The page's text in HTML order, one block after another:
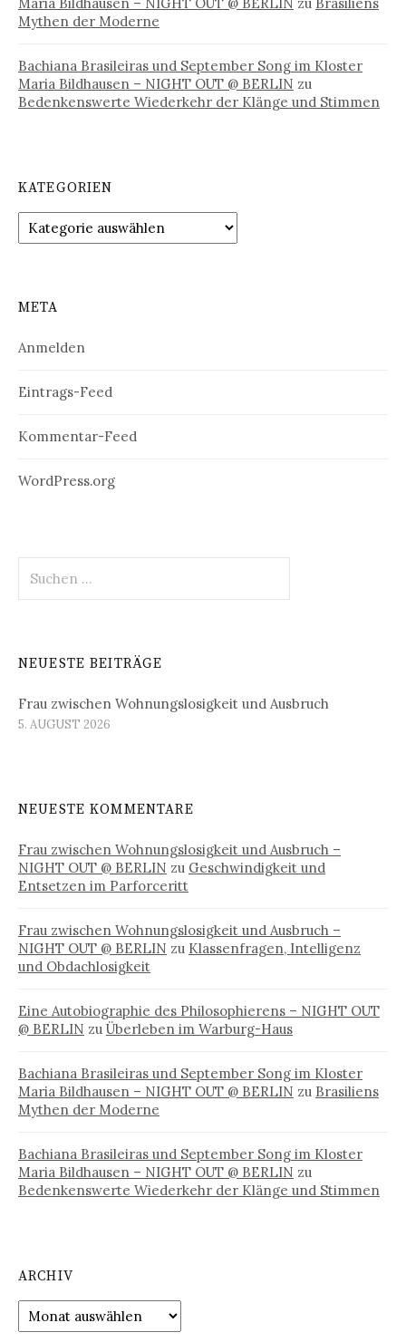
Mythen der Moderne
Bachiana Brasileiras und September Song im Kloster
Maria Bildhausen – NIGHT OUT @ BERLIN zu
Bedenkenswerte Wiederkehr der Klänge und Stimmen
KATEGORIEN
Kategorien
META
Anmelden
Eintrags-Feed
Kommentar-Feed
WordPress.org
nach:
NEUESTE BEITRÄGE
Frau zwischen Wohnungslosigkeit und Ausbruch
5. AUGUST 2026
NEUESTE KOMMENTARE
Frau zwischen Wohnungslosigkeit und Ausbruch –
NIGHT OUT @ BERLIN zu Geschwindigkeit und
Entsetzen im Parforceritt
Frau zwischen Wohnungslosigkeit und Ausbruch –
NIGHT OUT @ BERLIN zu Klassenfragen, Intelligenz
und Obdachlosigkeit
Eine Autobiographie des Philosophierens – NIGHT OUT
@ BERLIN zu Überleben im Warburg-Haus
Bachiana Brasileiras und September Song im Kloster
Maria Bildhausen – NIGHT OUT @ BERLIN zu Brasiliens
Mythen der Moderne
Bachiana Brasileiras und September Song im Kloster
Maria Bildhausen – NIGHT OUT @ BERLIN zu
Bedenkenswerte Wiederkehr der Klänge und Stimmen
ARCHIV
Archiv